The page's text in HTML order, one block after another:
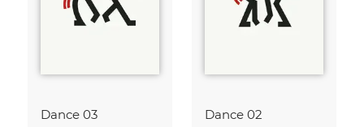
Dance 03 Dance 02